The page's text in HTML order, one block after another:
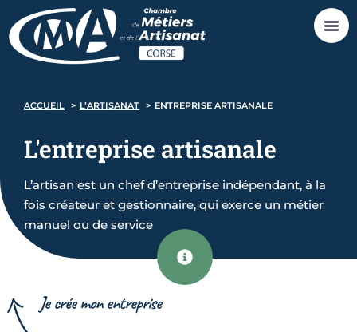
ACCUEIL L’ARTISANAT ENTREPRISE ARTISANALE
L'entreprise artisanale
L’artisan est un chef d’entreprise indépendant, à la
fois créateur et gestionnaire, qui exerce un métier
manuel ou de service
Je crée mon entreprise